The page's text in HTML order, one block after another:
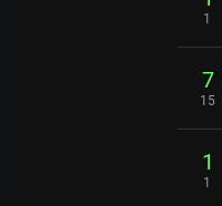
1
7
15
1
1